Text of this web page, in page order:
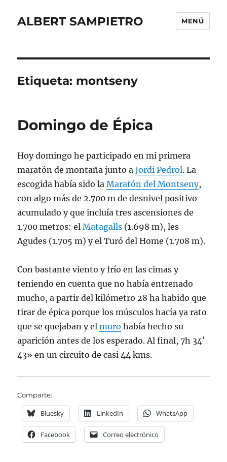
ALBERT SAMPIETRO MENÚ
Etiqueta: montseny
Domingo de Épica
Hoy domingo he participado en mi primera
maratón de montaña junto aJordi Pedrol. La
escogida había sido laMaratón del Montseny,
con algo más de 2.700 m de desnivel positivo
acumulado y que incluía tres ascensiones de
1.700 metros: elMatagalls (1.698 m), les
Agudes (1.705 m) y el Turó del Home (1.708 m).
Con bastante viento y frío en las cimas y
teniendo en cuenta que no había entrenado
mucho, a partir del kilómetro 28 ha habido que
tirar de épica porque los músculos hacía ya rato
que se quejaban y elmuro había hecho su
aparición antes de los esperado. Al final, 7h 34′
43» en un circuito de casi 44 kms.
Comparte:
Bluesky LinkedIn WhatsApp
Facebook Correo electrónico